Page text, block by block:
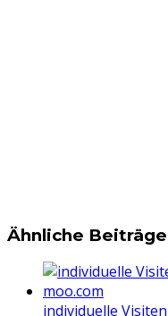
Ähnliche Beiträge
individuelle